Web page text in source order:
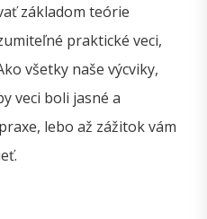
základom teórie
praktické veci,
všetky naše výcviky,
veci boli jasné a
lebo až zážitok vám